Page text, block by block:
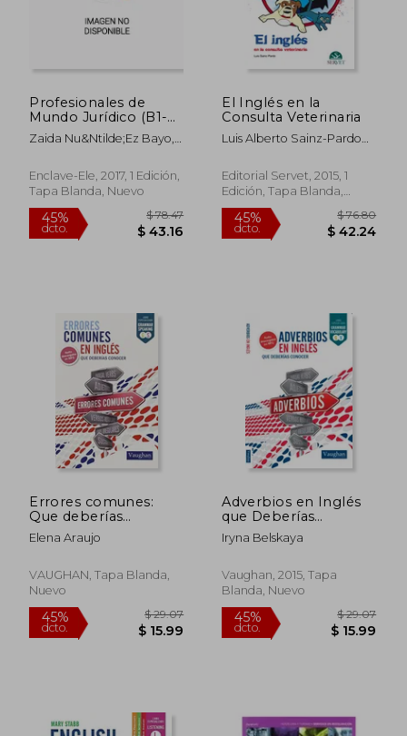
Profesionales de
Mundo Jurídico (B1-
B2)
Zaida Nu&Ntilde;Ez Bayo,
S&Aacute;Nchez, Manuel
Mart&Iacute;
S&Aacute;Nchez Sara
Fern&Aacute;Ndez
G&Oacute;Miz
Enclave-Ele, 2017, 1 Edición,
Tapa Blanda, Nuevo
45%
dcto. $ 43.16
El Inglés en la
Consulta Veterinaria
Luis Alberto Sainz-Pardo
Editorial Servet, 2015, 1
Edición, Tapa Blanda,
Nuevo
45%
dcto.
Errores comunes:
Que deberías
conocer
Elena Araujo
VAUGHAN, Tapa Blanda,
Nuevo
Adverbios en Inglés
que Deberías
Conocer
Iryna Belskaya
Vaughan, 2015, Tapa
Blanda, Nuevo